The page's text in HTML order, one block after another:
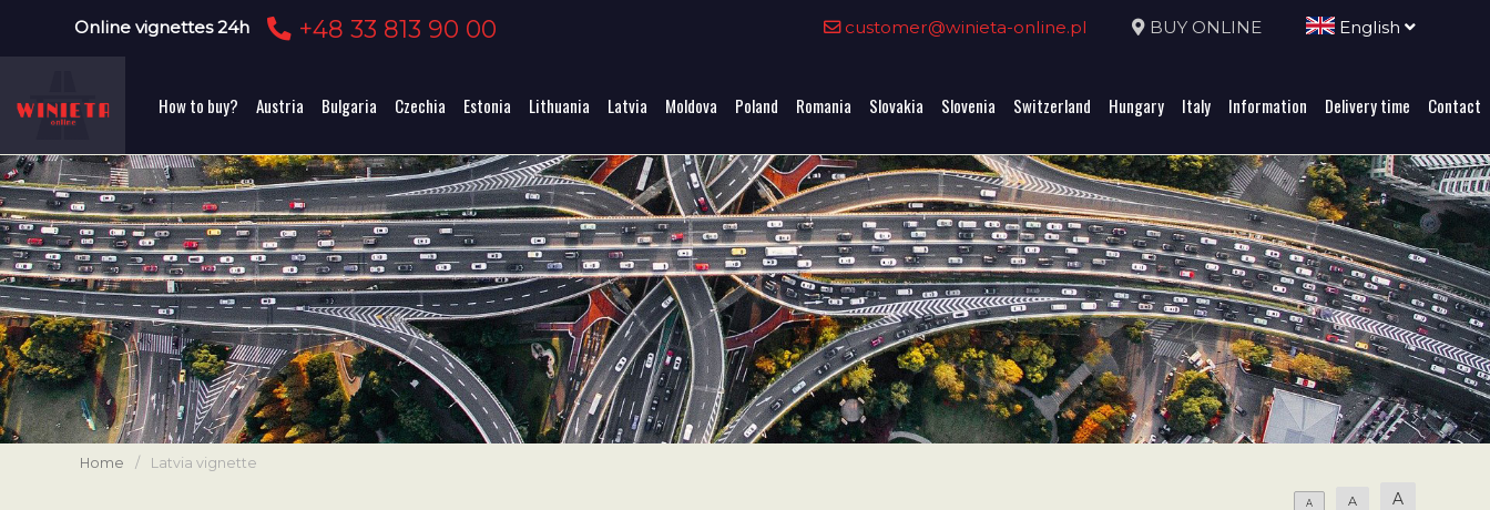
Online vignettes 24h +48 33 813 90 00 customer@winieta-online.pl BUY ONLINE English
How to buy? Austria Bulgaria Czechia Estonia Lithuania Latvia Moldova Poland Romania Slovakia Slovenia Switzerland Hungary Italy Information Delivery time Contact
Home / Latvia vignette
A A A